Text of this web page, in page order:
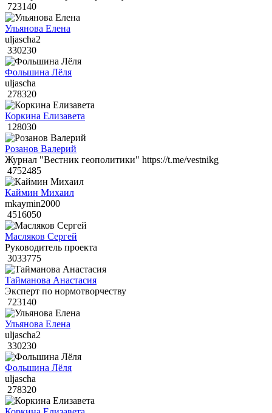
723140
Ульянова Елена
uljascha2
330230
Фольшина Лёля
uljascha
278320
Коркина Елизавета
128030
Розанов Валерий
Журнал "Вестник геополитики" https://t.me/vestnikg
4752485
Каймин Михаил
mkaymin2000
4516050
Масляков Сергей
Руководитель проекта
3033775
Тайманова Анастасия
Эксперт по нормотворчеству
723140
Ульянова Елена
uljascha2
330230
Фольшина Лёля
uljascha
278320